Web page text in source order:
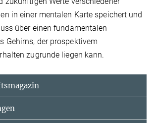
in einer mentalen Karte speichert und
über einen fundamentalen
Gehirns, der prospektivem
zugrunde liegen kann.